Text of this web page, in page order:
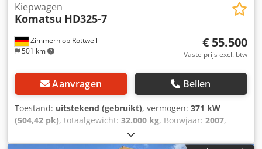
Zimmern ob Rottweil
501 km
Kiepwagen
Komatsu HD325-7
€ 55.500
Vaste prijs excl. btw
Aanvragen Bellen
Toestand: uitstekend (gebruikt), vermogen: 371 kW
(504,42 pk), totaalgewicht: 32.000 kg, Bouwjaar: 2007,
, KOMATSU HD325-7 Bouwjaar: 2007
Bedrijfsuren: 26.259 uur Gesloten cabine Radio